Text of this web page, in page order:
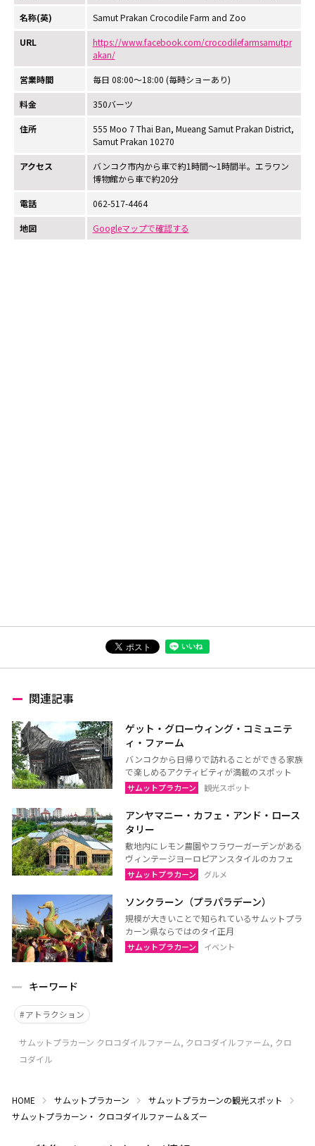
名称(英) Samut Prakan Crocodile Farm and Zoo
URL
https://www.facebook.com/crocodilefarmsamutpr
akan/
営業時間 毎日 08:00～18:00 (毎時ショーあり)
料金 350バーツ
住所
555 Moo 7 Thai Ban, Mueang Samut Prakan District,
Samut Prakan 10270
アクセス
バンコク市内から車で約1時間～1時間半。エラワン
博物館から車で約20分
電話 062-517-4464
地図 Googleマップで確認する
関連記事
ゲット・グローウィング・コミュニテ
ィ・ファーム
バンコクから日帰りで訪れることができる家族
で楽しめるアクティビティが満載のスポット
サムットプラカーン 観光スポット
アンヤマニー・カフェ・アンド・ロース
タリー
敷地内にレモン農園やフラワーガーデンがある
ヴィンテージヨーロピアンスタイルのカフェ
サムットプラカーン グルメ
ソンクラーン（プラパラデーン）
規模が大きいことで知られているサムットプラ
カーン県ならではのタイ正月
サムットプラカーン イベント
キーワード
アトラクション
サムットプラカーン クロコダイルファーム, クロコダイルファーム, クロ
コダイル
HOME サムットプラカーン
サムットプラカーンの観光スポット
サムットプラカーン・ クロコダイルファーム＆ズー